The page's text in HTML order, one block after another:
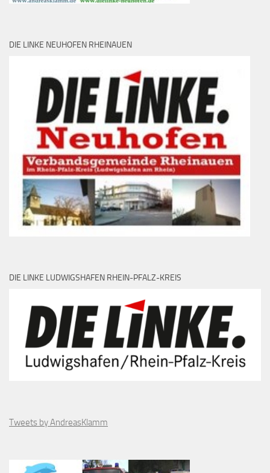
DIE LINKE NEUHOFEN RHEINAUEN
DIE LINKE LUDWIGSHAFEN RHEIN-PFALZ-KREIS
Tweets by AndreasKlamm